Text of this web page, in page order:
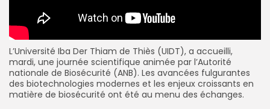
L’Université Iba Der Thiam de Thiès (UIDT), a accueilli,
mardi, une journée scientifique animée par l’Autorité
nationale de Biosécurité (ANB). Les avancées fulgurantes
des biotechnologies modernes et les enjeux croissants en
matière de biosécurité ont été au menu des échanges.